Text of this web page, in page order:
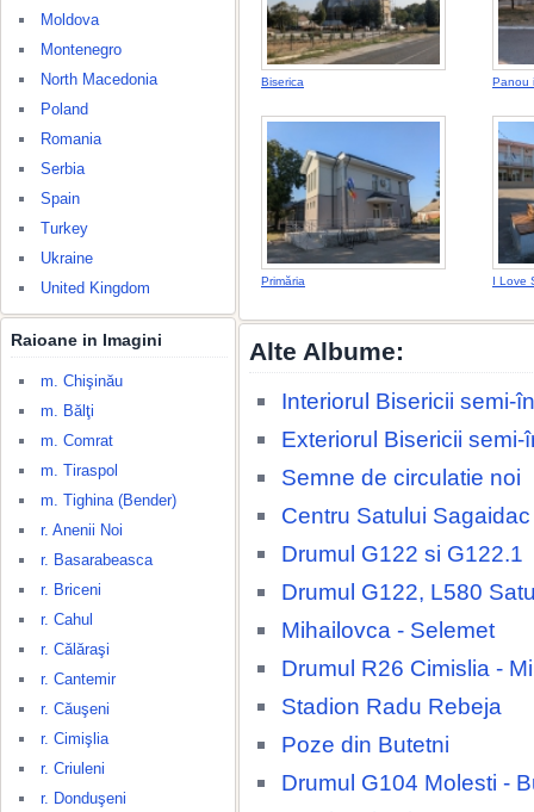
Moldova
Montenegro
North Macedonia
Poland
Romania
Serbia
Spain
Turkey
Ukraine
United Kingdom
Raioane in Imagini
m. Chişinău
m. Bălţi
m. Comrat
m. Tiraspol
m. Tighina (Bender)
r. Anenii Noi
r. Basarabeasca
r. Briceni
r. Cahul
r. Călăraşi
r. Cantemir
r. Căuşeni
r. Cimişlia
r. Criuleni
r. Donduşeni
Biserica Panou
Primăria I Love
Alte Albume:
Interiorul Bisericii semi-
Exteriorul Bisericii
Semne de circulatie noi
Centru Satului Sagaidac
Drumul G122 si G122.1
Drumul G122, L580
Mihailovca - Selemet
Drumul R26 Cimislia -
Stadion Radu Rebeja
Poze din Butetni
Drumul G104 Molesti -